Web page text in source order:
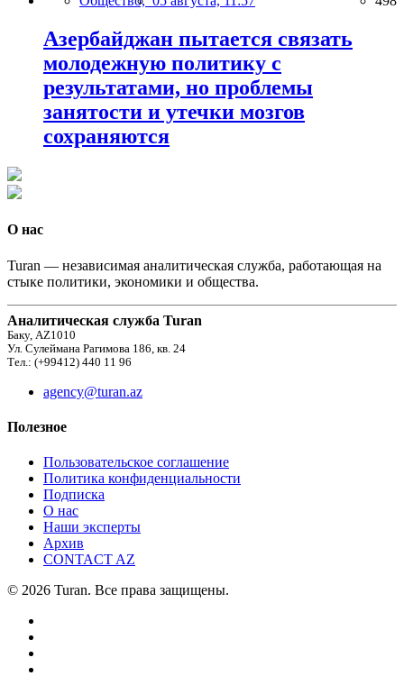
Азербайджан пытается связать
молодежную политику с
результатами, но проблемы
занятости и утечки мозгов
сохраняются
О нас
Turan — независимая аналитическая служба, работающая на
стыке политики, экономики и общества.
Аналитическая служба Turan
Баку, AZ1010
Ул. Сулеймана Рагимова 186, кв. 24
Тел.: (+99412) 440 11 96
agency@turan.az
Полезное
Пользовательское соглашение
Политика конфиденциальности
Подписка
О нас
Наши эксперты
Архив
CONTACT AZ
© 2026 Turan. Все права защищены.